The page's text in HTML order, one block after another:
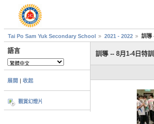
Tai Po Sam Yuk Secondary School 2021 - 2022 訓導
語言
展開 | 收起
觀賞幻燈片
訓導 -- 8月1-4日特